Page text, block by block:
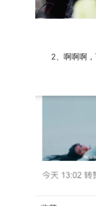
2、啊啊啊